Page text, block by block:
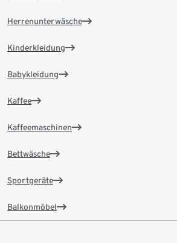
Herrenunterwäsche
Kinderkleidung
Babykleidung
Kaffee
Kaffeemaschinen
Bettwäsche
Sportgeräte
Balkonmöbel